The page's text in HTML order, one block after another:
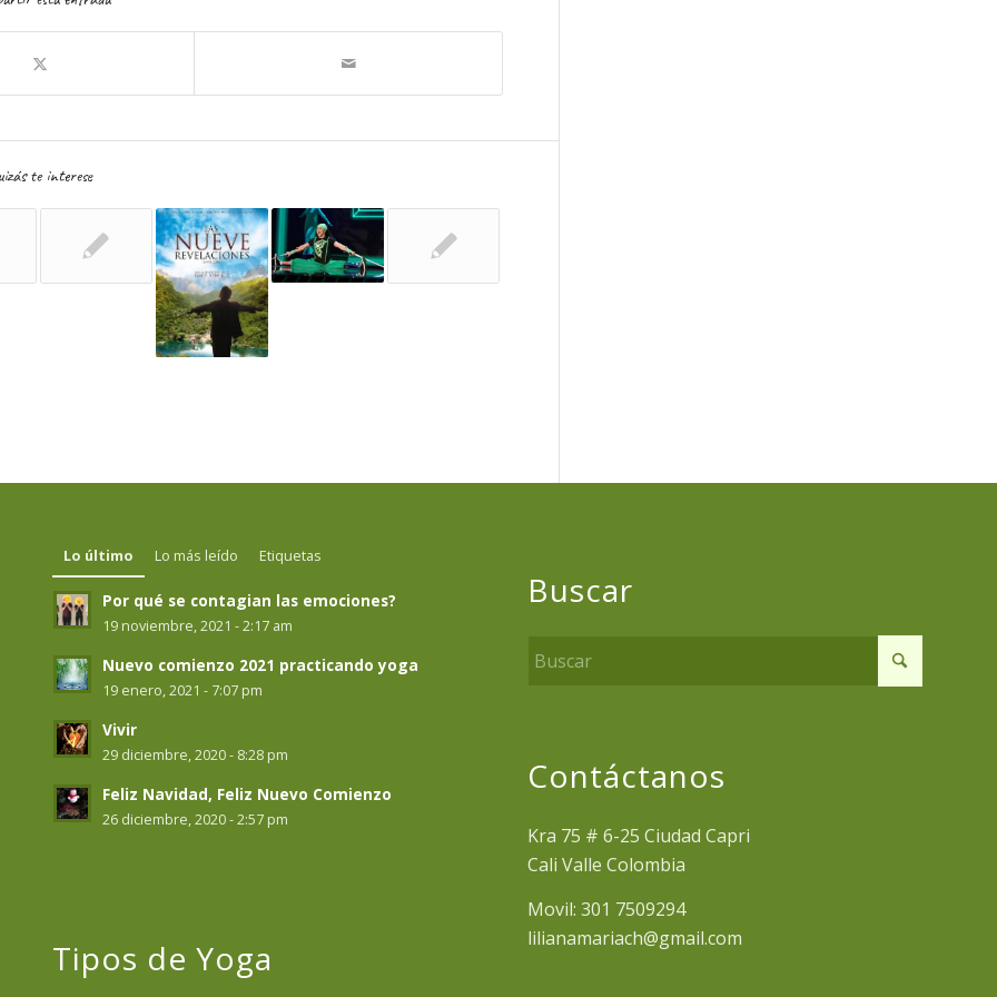
te interese
Lo último Lo más leído Etiquetas
Por qué se contagian las emociones?
19 noviembre, 2021 - 2:17 am
Nuevo comienzo 2021 practicando yoga
19 enero, 2021 - 7:07 pm
Vivir
29 diciembre, 2020 - 8:28 pm
Feliz Navidad, Feliz Nuevo Comienzo
26 diciembre, 2020 - 2:57 pm
Tipos de Yoga
Buscar
Contáctanos
Kra 75 # 6-25 Ciudad Capri
Cali Valle Colombia
Movil: 301 7509294
lilianamariach@gmail.com